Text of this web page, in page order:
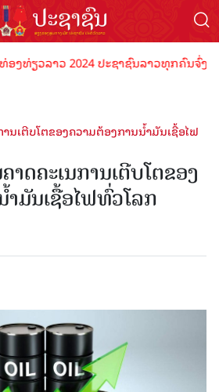
ງທ່ຽວລາວ 2024 ປະຊາຊົນລາວທຸກຄົນຈົ່ງພ້
ນ​ເຕີບ​ໂຕ​ຂອງ​ຄວາມ​ຕ້ອງ​ການ​ນ້ຳ​ມັນ​ເຊື້ອ​ໄຟ​
າດ​ຄະ​ເນ​ການ​ເຕີບ​ໂຕ​ຂອງ​
ມັນ​ເຊື້ອ​ໄຟ​ທົ່ວໂລກ​